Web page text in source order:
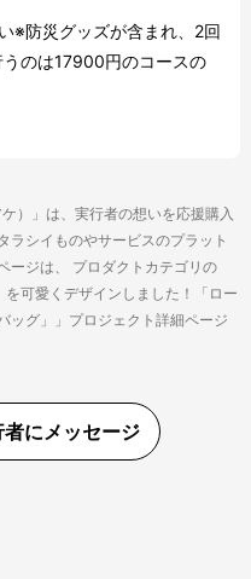
※防災グッズが含まれ、2回
うのは17900円のコースの
）」は、実行者の想いを応援購入
ラシイものやサービスのプラット
ージは、 プロダクトカテゴリの
可愛くデザインしました！「ロー
ッグ」」プロジェクト詳細ページ
者にメッセージ